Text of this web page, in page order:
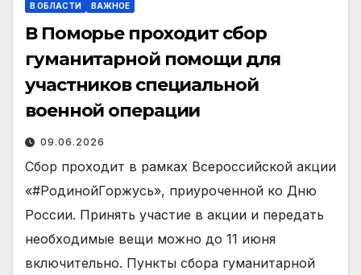
В ОБЛАСТИ ВАЖНОЕ
В Поморье проходит сбор
гуманитарной помощи для
участников специальной
военной операции
09.06.2026
Сбор проходит в рамках Всероссийской акции
«#РодинойГоржусь», приуроченной ко Дню
России. Принять участие в акции и передать
необходимые вещи можно до 11 июня
включительно. Пункты сбора гуманитарной